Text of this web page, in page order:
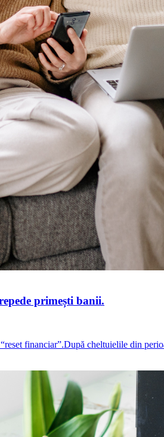
primești banii.
financiar”.După cheltuielile din